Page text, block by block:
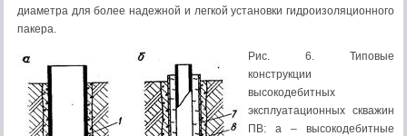
диаметра для более надежной и легкой установки гидроизоляционного
пакера.
Рис. 6. Типовые
конструкции
высокодебитных
эксплуатационных скважин
ПВ: а – высокодебитные